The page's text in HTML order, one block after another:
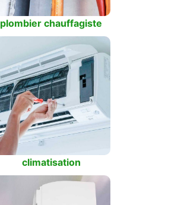
plombier chauffagiste
climatisation